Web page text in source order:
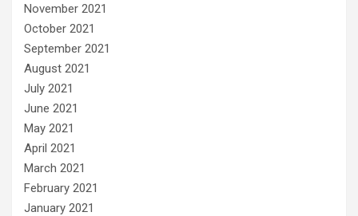
November 2021
October 2021
September 2021
August 2021
July 2021
June 2021
May 2021
April 2021
March 2021
February 2021
January 2021